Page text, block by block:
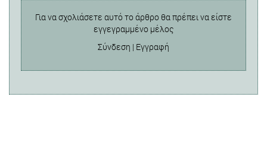
Για να σχολιάσετε αυτό το άρθρο θα πρέπει να είστε
εγγεγραμμένο μέλος
Σύνδεση | Εγγραφή